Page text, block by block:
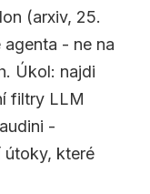
(arxiv, 25.
- ne na
Úkol: najdi
filtry LLM
-
útoky, které